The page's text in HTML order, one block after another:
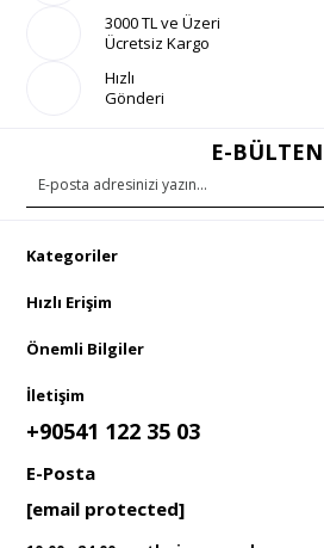
3000 TL ve Üzeri
Ücretsiz Kargo
Hızlı
Gönderi
E-BÜLTEN
Kategoriler
Hızlı Erişim
Önemli Bilgiler
İletişim
+90541 122 35 03
E-Posta
[email protected]